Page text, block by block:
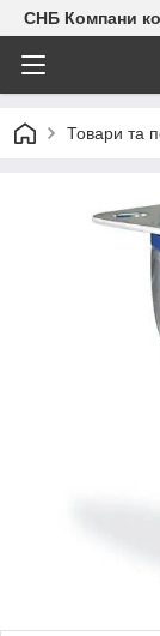
СНБ Компани
Товари та